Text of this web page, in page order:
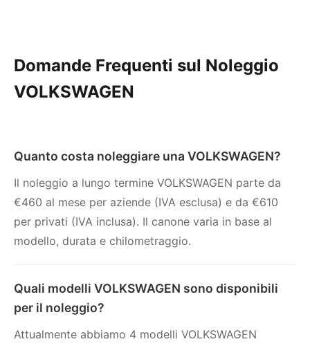
Domande Frequenti sul Noleggio
VOLKSWAGEN
Quanto costa noleggiare una VOLKSWAGEN?
Il noleggio a lungo termine VOLKSWAGEN parte da
€460 al mese per aziende (IVA esclusa) e da €610
per privati (IVA inclusa). Il canone varia in base al
modello, durata e chilometraggio.
Quali modelli VOLKSWAGEN sono disponibili
per il noleggio?
Attualmente abbiamo 4 modelli VOLKSWAGEN